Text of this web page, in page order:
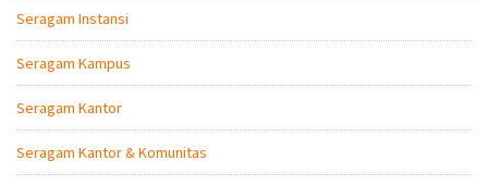
Seragam Instansi
Seragam Kampus
Seragam Kantor
Seragam Kantor & Komunitas